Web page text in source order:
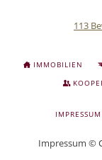
113
NAVIGATION
ÜBERSPRINGEN
IMMOBILIEN
NAVIGATION
IMPRESSUM
Impressum ©